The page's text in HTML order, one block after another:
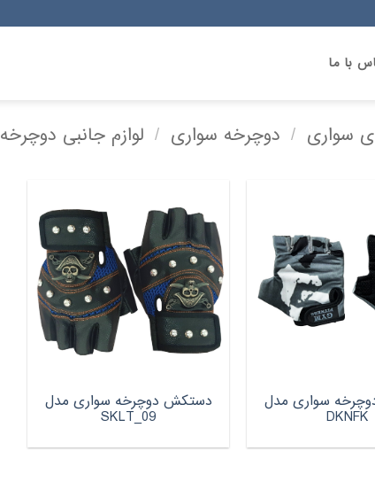
با ما
سواری / دوچرخه سواری / لوازم جانبی دوچرخه
سواری مدل
DKNFK
دستکش دوچرخه سواری مدل
SKLT_09